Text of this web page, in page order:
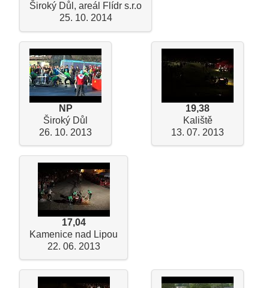
Široký Důl, areál Flídr s.r.o
25. 10. 2014
NP
Široký Důl
26. 10. 2013
19,38
Kaliště
13. 07. 2013
17,04
Kamenice nad Lipou
22. 06. 2013